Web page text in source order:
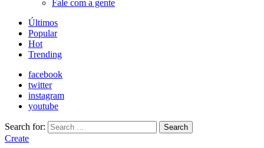
Fale com a gente
Últimos
Popular
Hot
Trending
facebook
twitter
instagram
youtube
Search for: Search
Create